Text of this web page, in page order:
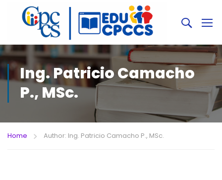
Ing. Patricio Camacho
P., MSc.
Home Author: Ing. Patricio Camacho P., MSc.